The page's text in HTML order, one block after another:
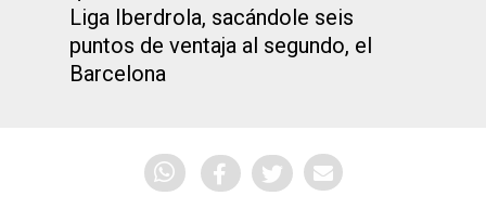
Liga Iberdrola, sacándole seis
puntos de ventaja al segundo, el
Barcelona